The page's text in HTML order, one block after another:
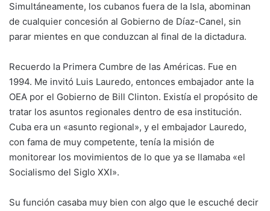
Simultáneamente, los cubanos fuera de la Isla, abominan
de cualquier concesión al Gobierno de Díaz-Canel, sin
parar mientes en que conduzcan al final de la dictadura.
Recuerdo la Primera Cumbre de las Américas. Fue en
1994. Me invitó Luis Lauredo, entonces embajador ante la
OEA por el Gobierno de Bill Clinton. Existía el propósito de
tratar los asuntos regionales dentro de esa institución.
Cuba era un «asunto regional», y el embajador Lauredo,
con fama de muy competente, tenía la misión de
monitorear los movimientos de lo que ya se llamaba «el
Socialismo del Siglo XXI».
Su función casaba muy bien con algo que le escuché decir